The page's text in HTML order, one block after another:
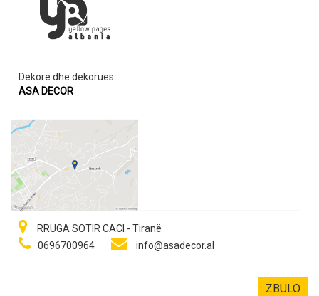
Dekore dhe dekorues
ASA DECOR
RRUGA SOTIR CACI - Tiranë
0696700964
info@asadecor.al
ZBULO